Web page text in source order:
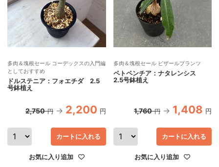
多肉＆塊根セール コーデックスの入門編
としておすすめ
ドルステニア：フォエチダ 2.5
号鉢植え
2,750 円 2,200 円
カートに入れる
お気に入り追加
多肉＆塊根セール ビザールプランツ
ペトペンチア：ナタレンシス
2.5号鉢植え
1,760 円 1,408 円
カートに入れる
お気に入り追加